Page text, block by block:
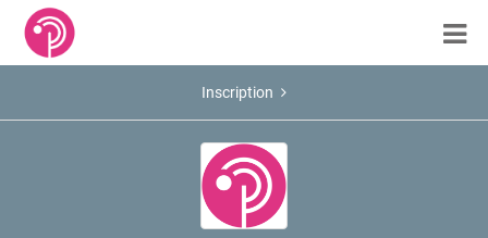
Inscription